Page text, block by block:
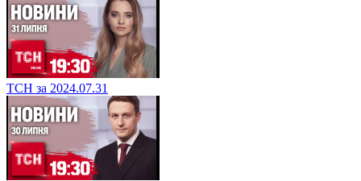
ТСН за 2024.07.31